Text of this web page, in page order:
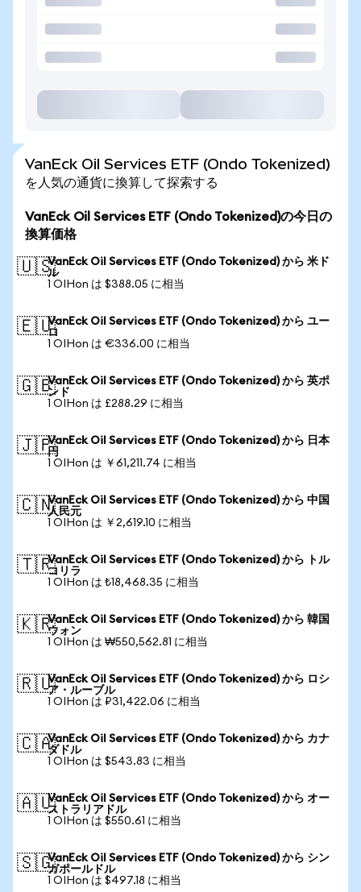
VanEck Oil Services ETF (Ondo Tokenized)
を人気の通貨に換算して探索する
VanEck Oil Services ETF (Ondo Tokenized)の今日の
換算価格
🇺🇸VanEck Oil Services ETF (Ondo Tokenized) から 米ド
ル
1 OIHon は $388.05 に相当
🇪🇺VanEck Oil Services ETF (Ondo Tokenized) から ユー
ロ
1 OIHon は €336.00 に相当
🇬🇧VanEck Oil Services ETF (Ondo Tokenized) から 英ポ
ンド
1 OIHon は £288.29 に相当
🇯🇵VanEck Oil Services ETF (Ondo Tokenized) から 日本
円
1 OIHon は ￥61,211.74 に相当
🇨🇳VanEck Oil Services ETF (Ondo Tokenized) から 中国
人民元
1 OIHon は ￥2,619.10 に相当
🇹🇷VanEck Oil Services ETF (Ondo Tokenized) から トル
コリラ
1 OIHon は ₺18,468.35 に相当
🇰🇷VanEck Oil Services ETF (Ondo Tokenized) から 韓国
ウォン
1 OIHon は ₩550,562.81 に相当
🇷🇺VanEck Oil Services ETF (Ondo Tokenized) から ロシ
ア・ルーブル
1 OIHon は ₽31,422.06 に相当
🇨🇦VanEck Oil Services ETF (Ondo Tokenized) から カナ
ダドル
1 OIHon は $543.83 に相当
🇦🇺VanEck Oil Services ETF (Ondo Tokenized) から オー
ストラリアドル
1 OIHon は $550.61 に相当
🇸🇬VanEck Oil Services ETF (Ondo Tokenized) から シン
ガポールドル
1 OIHon は $497.18 に相当